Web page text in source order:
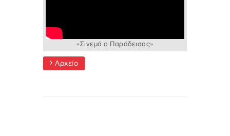
«Σινεμά ο Παράδεισος»
Αρχείο